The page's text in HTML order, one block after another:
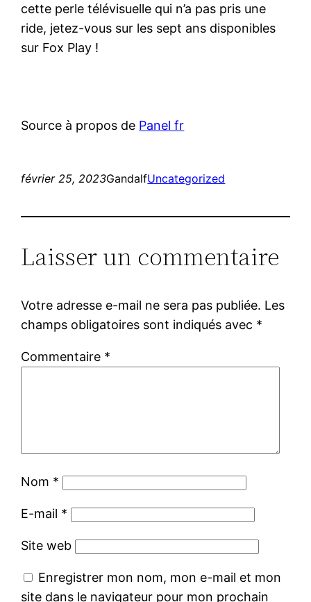
cette perle télévisuelle qui n’a pas pris une
ride, jetez-vous sur les sept ans disponibles
sur Fox Play !
Source à propos de Panel fr
février 25, 2023GandalfUncategorized
Laisser un commentaire
Votre adresse e-mail ne sera pas publiée. Les
champs obligatoires sont indiqués avec *
Commentaire *
Nom *
E-mail *
Site web
Enregistrer mon nom, mon e-mail et mon
site dans le navigateur pour mon prochain